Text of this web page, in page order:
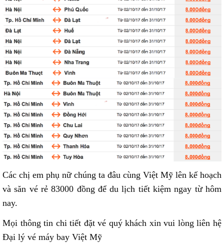
Các chị em phụ nữ chúng ta đâu cùng Việt Mỹ lên kế hoạch
và săn vé rẻ 83000 đồng để du lịch tiết kiệm ngay từ hôm
nay.
Mọi thông tin chi tiết đặt vé quý khách xin vui lòng liên hệ
Đại lý vé máy bay Việt Mỹ